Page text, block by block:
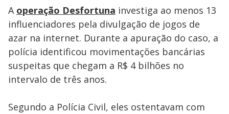
A operação Desfortuna investiga ao menos 13
influenciadores pela divulgação de jogos de
azar na internet. Durante a apuração do caso, a
polícia identificou movimentações bancárias
suspeitas que chegam a R$ 4 bilhões no
intervalo de três anos.
Segundo a Polícia Civil, eles ostentavam com